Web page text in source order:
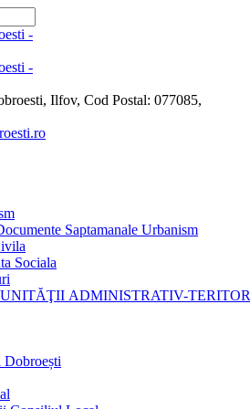
Ilfov, Cod Postal: 077085,
Saptamanale Urbanism
Sociala
ADMINISTRATIV-
Dobroești